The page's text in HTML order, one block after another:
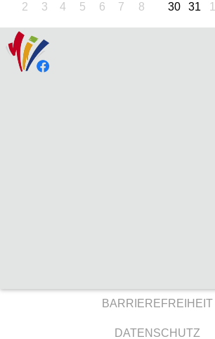
2
3 4 5 6 7 8
30
31 1
BARRIEREFREIHEIT
DATENSCHUTZ